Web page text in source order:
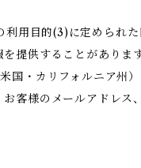
利用目的(3)に定められ
提供することがあります
・カリフォルニア州）
お客様のメールアドレ